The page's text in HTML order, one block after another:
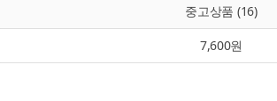
중고상품 (16)
7,600원